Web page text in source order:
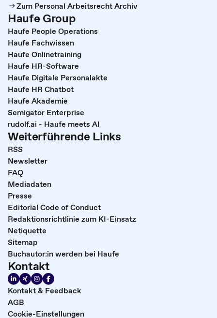
Zum Personal Arbeitsrecht Archiv
Haufe Group
Haufe People Operations
Haufe Fachwissen
Haufe Onlinetraining
Haufe HR-Software
Haufe Digitale Personalakte
Haufe HR Chatbot
Haufe Akademie
Semigator Enterprise
rudolf.ai - Haufe meets AI
Weiterführende Links
RSS
Newsletter
FAQ
Mediadaten
Presse
Editorial Code of Conduct
Redaktionsrichtlinie zum KI-Einsatz
Netiquette
Sitemap
Buchautor:in werden bei Haufe
Kontakt
Kontakt & Feedback
AGB
Cookie-Einstellungen